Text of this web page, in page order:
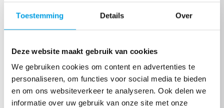
Toestemming Details Over
Deze website maakt gebruik van cookies
We gebruiken cookies om content en advertenties te
personaliseren, om functies voor social media te bieden
en om ons websiteverkeer te analyseren. Ook delen we
informatie over uw gebruik van onze site met onze